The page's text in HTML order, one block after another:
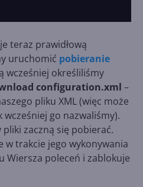
teraz prawidłową
uruchomić pobieranie
wcześniej określiliśmy
configuration.xml –
pliku XML (więc może
wcześniej go nazwaliśmy).
zaczną się pobierać.
w trakcie jego wykonywania
Wiersza poleceń i zablokuje